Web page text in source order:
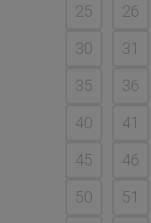
25
26
30
31
35
36
40
41
45
46
50
51